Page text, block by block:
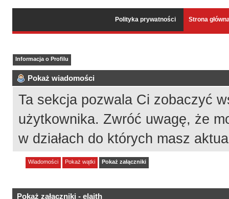
Polityka prywatności Strona
Informacja o Profilu
Pokaż wiadomości
Ta sekcja pozwala Ci zobaczyć
użytkownika. Zwróć uwagę, że
w działach do których masz
Wiadomości Pokaż wątki Pokaż załączniki
Pokaż załączniki - elaith